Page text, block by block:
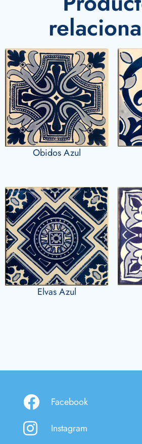
Obidos Azul
Elvas Azul
Facebook
Instagram